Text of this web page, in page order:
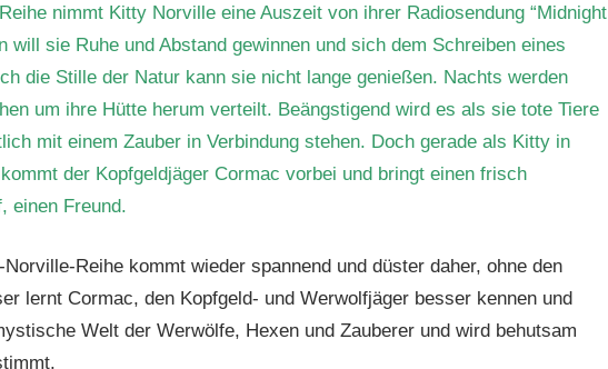
nimmt Kitty Norville eine Auszeit von ihrer Radiosendung “Midnight
will sie Ruhe und Abstand gewinnen und sich dem Schreiben eines
die Stille der Natur kann sie nicht lange genießen. Nachts werden
um ihre Hütte herum verteilt. Beängstigend wird es als sie tote Tiere
mit einem Zauber in Verbindung stehen. Doch gerade als Kitty in
der Kopfgeldjäger Cormac vorbei und bringt einen frisch
einen Freund.
Reihe kommt wieder spannend und düster daher, ohne den
lernt Cormac, den Kopfgeld- und Werwolfjäger besser kennen und
Welt der Werwölfe, Hexen und Zauberer und wird behutsam